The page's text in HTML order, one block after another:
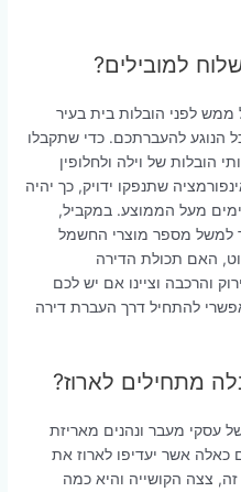
למובילים?
לפועל ממש לפני הובלות בית בעיר
הנוגע להעברתכם. כדי שתקבלו
הובלות של וילה ולחלופין
שתנפקו ידויק, כך יהיה
מעל הממוצע. במקביל,
למשל מספר מוצרי החשמל
האם תכולת הדירה
והרכבה וציינו אם יש לכם
להתחיל דרך העברת דירה
מתחילים לארוז?
עסקי מעבר ונהנים מאריזת
כאלה אשר יעדיפו לארוז את
צצה הקושייה והיא כמה